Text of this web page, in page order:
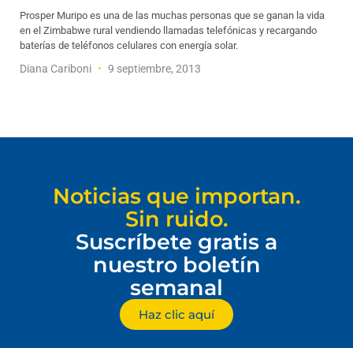
Prosper Muripo es una de las muchas personas que se ganan la vida
en el Zimbabwe rural vendiendo llamadas telefónicas y recargando
baterías de teléfonos celulares con energía solar.
Diana Cariboni 9 septiembre, 2013
Noticias que importan.
Sin ruido.
Suscríbete gratis a
nuestro boletín
semanal
Haz clic aquí